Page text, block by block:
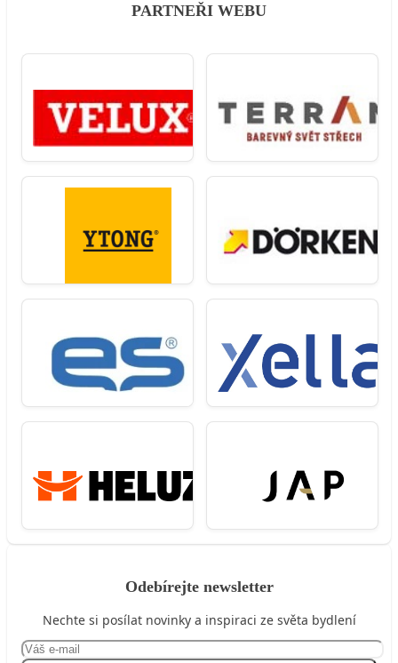
PARTNEŘI WEBU
Odebírejte newsletter
Nechte si posílat novinky a inspiraci ze světa bydlení